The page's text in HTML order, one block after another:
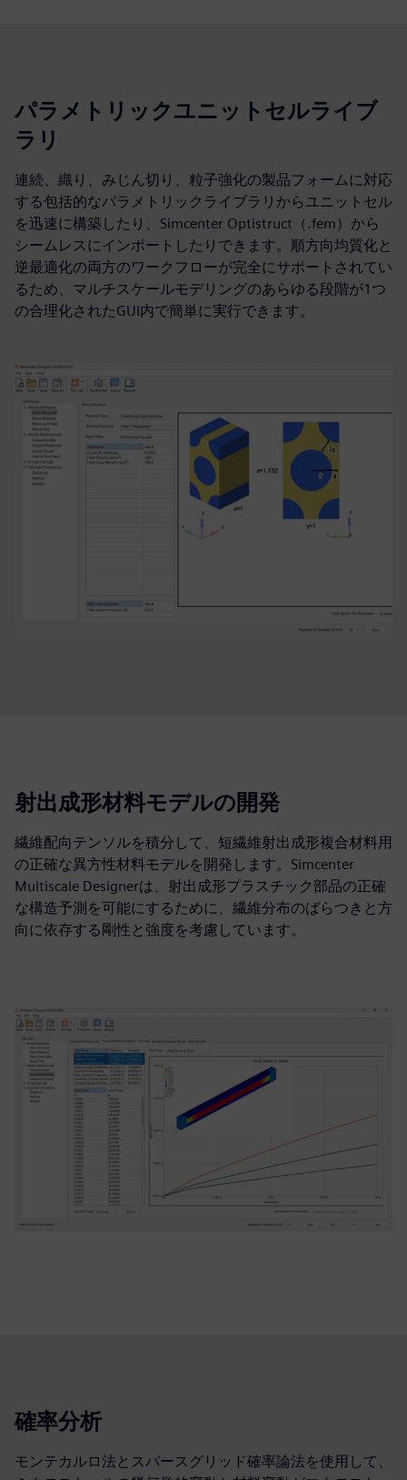
パラメトリックユニットセルライブ
ラリ
連続、織り、みじん切り、粒子強化の製品フォームに対応
する包括的なパラメトリックライブラリからユニットセル
を迅速に構築したり、Simcenter Optistruct（.fem）から
シームレスにインポートしたりできます。順方向均質化と
逆最適化の両方のワークフローが完全にサポートされてい
るため、マルチスケールモデリングのあらゆる段階が1つ
の合理化されたGUI内で簡単に実行できます。
射出成形材料モデルの開発
繊維配向テンソルを積分して、短繊維射出成形複合材料用
の正確な異方性材料モデルを開発します。Simcenter
Multiscale Designerは、射出成形プラスチック部品の正確
な構造予測を可能にするために、繊維分布のばらつきと方
向に依存する剛性と強度を考慮しています。
確率分析
モンテカルロ法とスパースグリッド確率論法を使用して、